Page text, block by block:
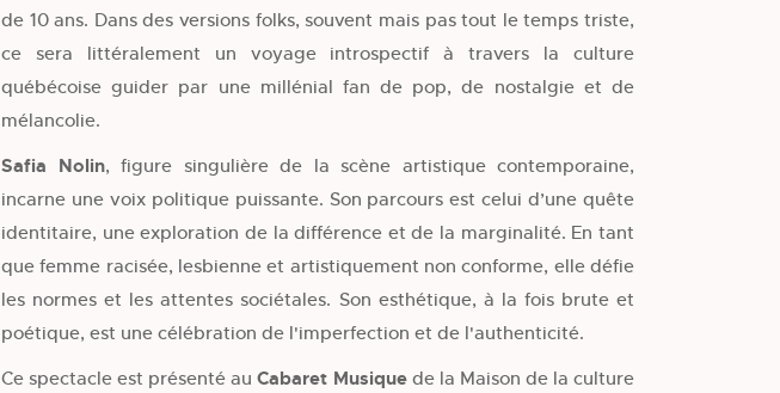
de 10 ans. Dans des versions folks, souvent mais pas tout le temps triste,
ce sera littéralement un voyage introspectif à travers la culture
québécoise guider par une millénial fan de pop, de nostalgie et de
mélancolie.
Safia Nolin, figure singulière de la scène artistique contemporaine,
incarne une voix politique puissante. Son parcours est celui d’une quête
identitaire, une exploration de la différence et de la marginalité. En tant
que femme racisée, lesbienne et artistiquement non conforme, elle défie
les normes et les attentes sociétales. Son esthétique, à la fois brute et
poétique, est une célébration de l'imperfection et de l'authenticité.
Ce spectacle est présenté auCabaret Musique de la Maison de la culture